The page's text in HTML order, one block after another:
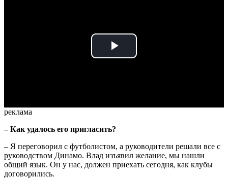
Play
реклама
– Как удалось его пригласить?
– Я переговорил с футболистом, а руководители решали все с
руководством Динамо. Влад изъявил желание, мы нашли
общий язык. Он у нас, должен приехать сегодня, как клубы
договорились.